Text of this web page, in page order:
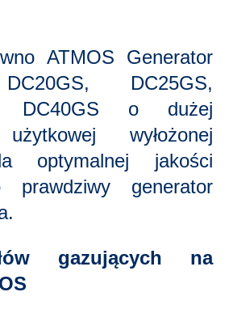
ATMOS Generator
DC25GS,
DC40GS o dużej
wyłożonej
optymalnej jakości
prawdziwy generator
gazujących na